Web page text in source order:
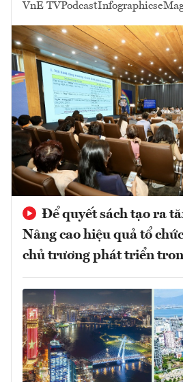
VnE TVPodcastInfographics
Để quyết sách tạo ra
Nâng cao hiệu quả tổ
chủ trương phát triển